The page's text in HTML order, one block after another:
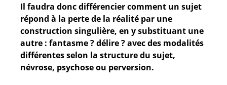
Il faudra donc différencier comment un sujet
répond à la perte de la réalité par une
construction singulière, en y substituant une
autre : fantasme ? délire ? avec des modalités
différentes selon la structure du sujet,
névrose, psychose ou perversion.